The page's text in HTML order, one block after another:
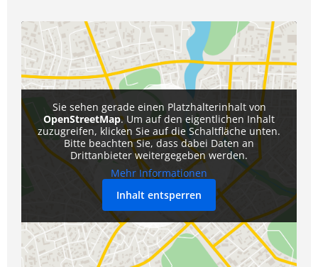
Sie sehen gerade einen Platzhalterinhalt von
OpenStreetMap. Um auf den eigentlichen Inhalt
zuzugreifen, klicken Sie auf die Schaltfläche unten.
Bitte beachten Sie, dass dabei Daten an
Drittanbieter weitergegeben werden.
Mehr Informationen
Inhalt entsperren